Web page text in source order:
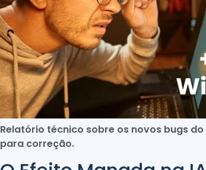
Relatório técnico sobre os novos bugs
para correção.